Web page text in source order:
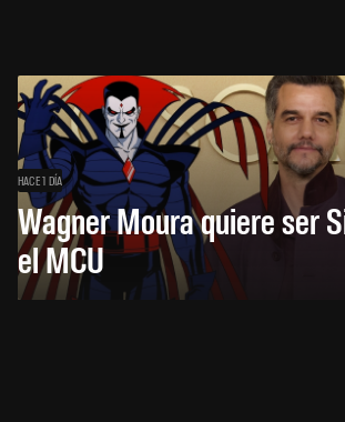
HACE 1 DÍA
Wagner Moura quiere ser
el MCU